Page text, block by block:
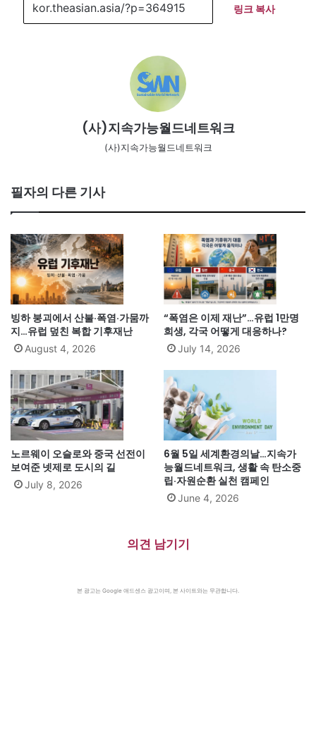
링크 복사
(사)지속가능월드네트워크
(사)지속가능월드네트워크
필자의 다른 기사
빙하 붕괴에서 산불·폭염·가뭄까
지…유럽 덮친 복합 기후재난
August 4, 2026
“폭염은 이제 재난”…유럽 1만명
희생, 각국 어떻게 대응하나?
July 14, 2026
노르웨이 오슬로와 중국 선전이
보여준 넷제로 도시의 길
July 8, 2026
6월 5일 세계환경의날…지속가
능월드네트워크, 생활 속 탄소중
립·자원순환 실천 캠페인
June 4, 2026
의견 남기기
본 광고는 Google 애드센스 광고이며, 본 사이트와는 무관합니다.